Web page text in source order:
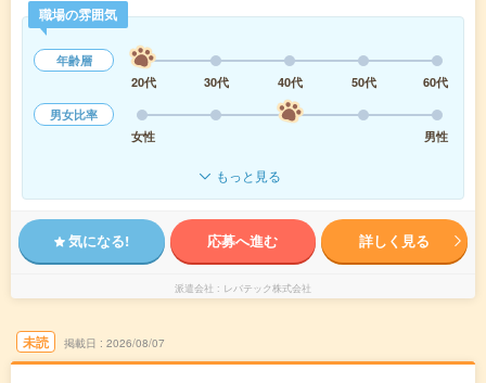
職場の雰囲気
年齢層
20代
30代 40代 50代
60代
男女比率
女性
男性
もっと見る
気になる! 応募へ進む 詳しく見る
派遣会社 レバテック株式会社
未読 掲載日 2026/08/07